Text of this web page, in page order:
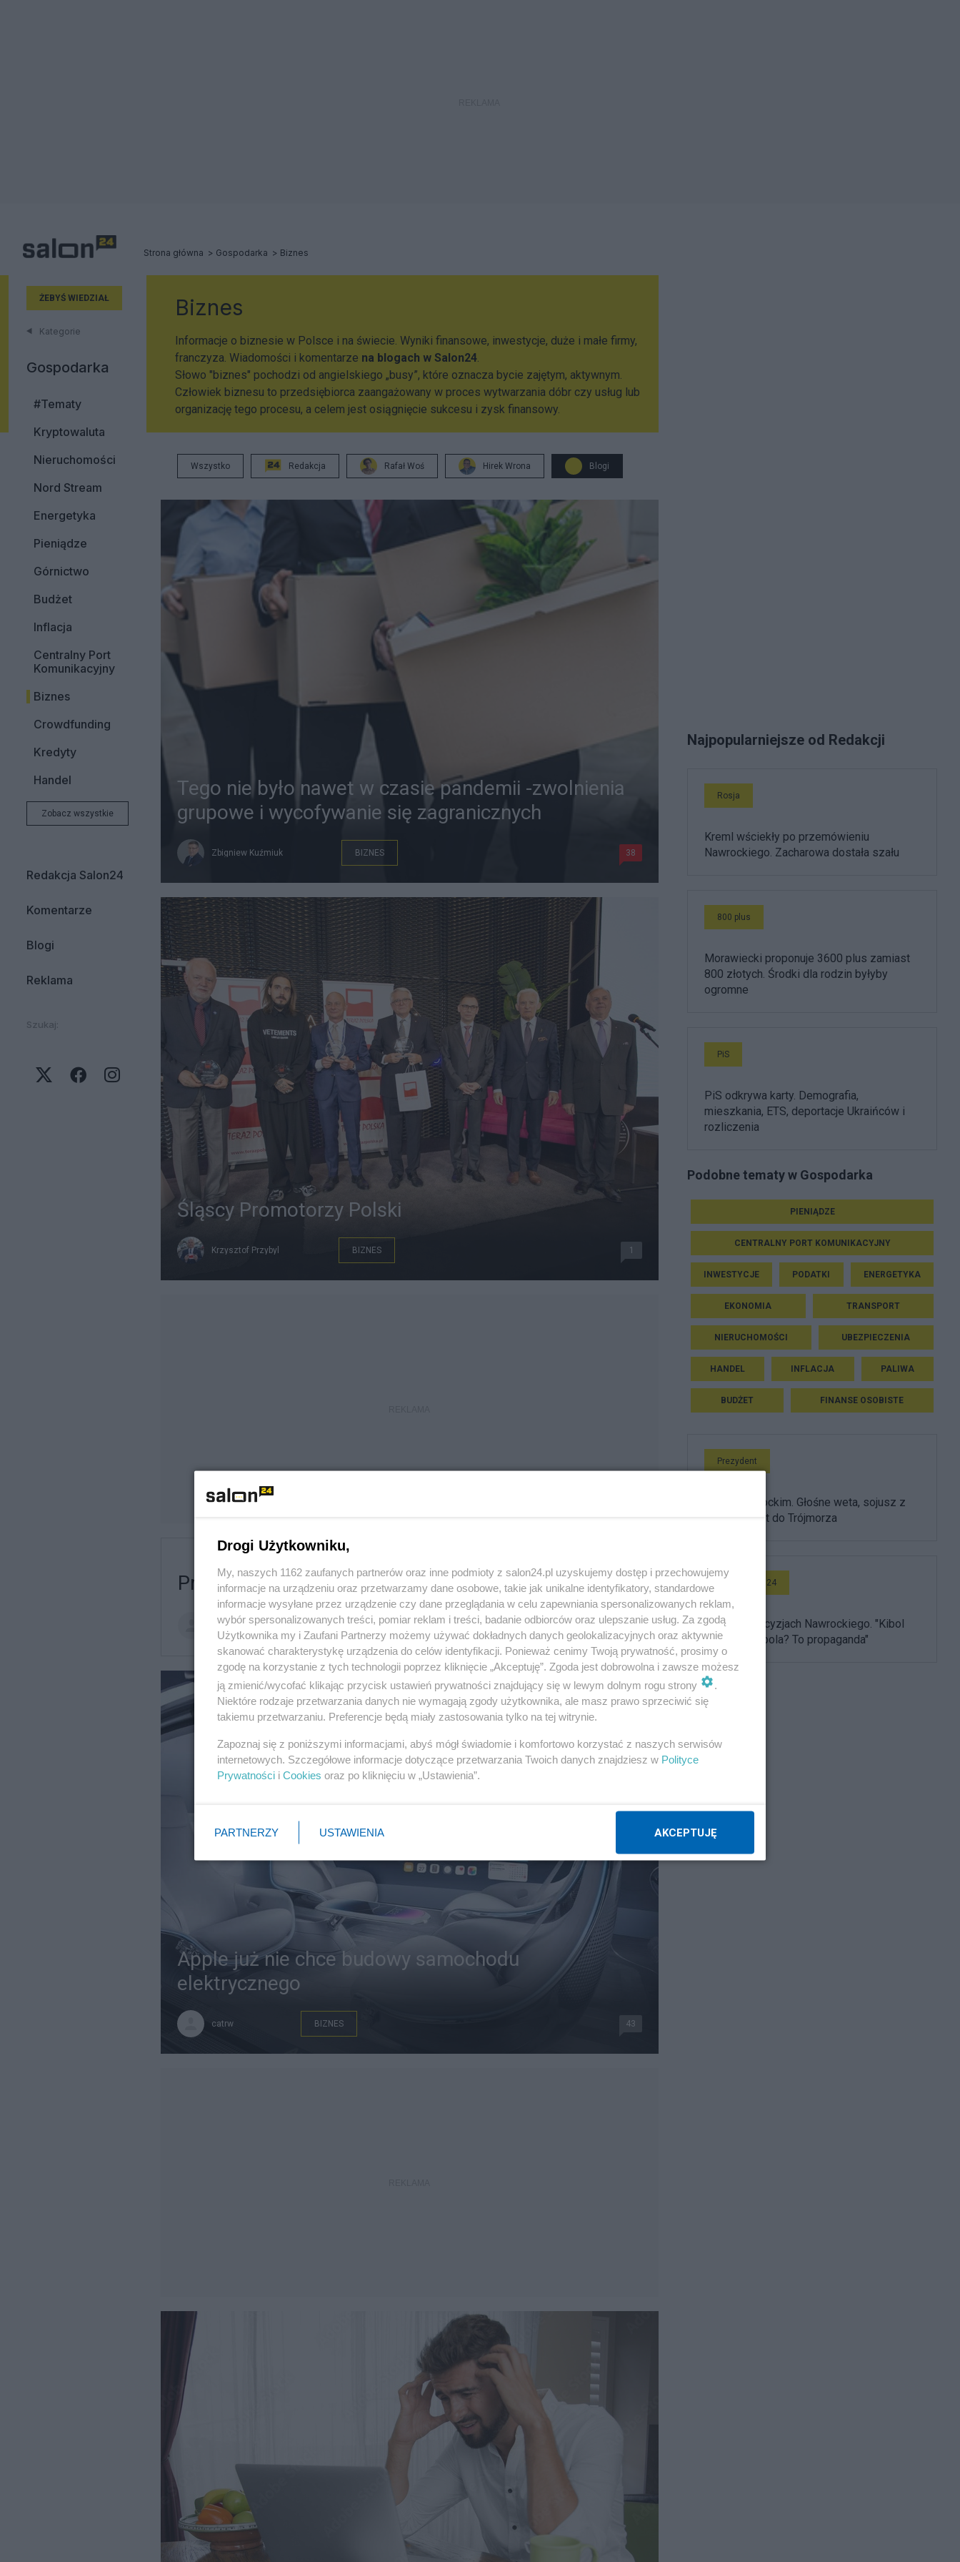
Strona główna Gospodarka Biznes
ŻEBYŚ WIEDZIAŁ
Kategorie
Gospodarka
#Tematy
Kryptowaluta
Nieruchomości
Nord Stream
Energetyka
Pieniądze
Górnictwo
Budżet
Inflacja
Centralny Port
Komunikacyjny
Biznes
Crowdfunding
Kredyty
Handel
Zobacz wszystkie
Redakcja Salon24
Komentarze
Blogi
Reklama
Szukaj:
Biznes
Informacje o biznesie w Polsce i na świecie. Wyniki finansowe, inwestycje, duże i małe firmy,
franczyza. Wiadomości i komentarze na blogach w Salon24.
Słowo "biznes" pochodzi od angielskiego „busy”, które oznacza bycie zajętym, aktywnym.
Człowiek biznesu to przedsiębiorca zaangażowany w proces wytwarzania dóbr czy usług lub
organizację tego procesu, a celem jest osiągnięcie sukcesu i zysk finansowy.
Wszystko Redakcja Rafał Woś Hirek Wrona Blogi
Tego nie było nawet w czasie pandemii -zwolnienia
grupowe i wycofywanie się zagranicznych
Zbigniew Kuźmiuk BIZNES 38
Śląscy Promotorzy Polski
Krzysztof Przybyl BIZNES 1
Przemysł - czy USA sprosta Chinom?
-ab- BIZNES 3
Apple już nie chce budowy samochodu
elektrycznego
catrw BIZNES 43
Najpopularniejsze od Redakcji
Rosja
Kreml wściekły po przemówieniu
Nawrockiego. Zacharowa dostała szału
800 plus
Morawiecki proponuje 3600 plus zamiast
800 złotych. Środki dla rodzin byłyby
ogromne
PiS
PiS odkrywa karty. Demografia,
mieszkania, ETS, deportacje Ukraińców i
rozliczenia
Podobne tematy w Gospodarka
PIENIĄDZE
CENTRALNY PORT KOMUNIKACYJNY
INWESTYCJE PODATKI ENERGETYKA
EKONOMIA TRANSPORT
NIERUCHOMOŚCI UBEZPIECZENIA
HANDEL INFLACJA PALIWA
BUDŻET FINANSE OSOBISTE
Prezydent
Rok z Nawrockim. Głośne weta, sojusz z
USA i powrót do Trójmorza
Wideo Salon24
Burza po decyzjach Nawrockiego. "Kibol
ułaskawił kibola? To propaganda"
Drogi Użytkowniku,
My, naszych 1162 zaufanych partnerów oraz inne podmioty z salon24.pl uzyskujemy dostęp i przechowujemy
informacje na urządzeniu oraz przetwarzamy dane osobowe, takie jak unikalne identyfikatory, standardowe
informacje wysyłane przez urządzenie czy dane przeglądania w celu zapewniania spersonalizowanych reklam,
wybór spersonalizowanych treści, pomiar reklam i treści, badanie odbiorców oraz ulepszanie usług. Za zgodą
Użytkownika my i Zaufani Partnerzy możemy używać dokładnych danych geolokalizacyjnych oraz aktywnie
skanować charakterystykę urządzenia do celów identyfikacji. Ponieważ cenimy Twoją prywatność, prosimy o
zgodę na korzystanie z tych technologii poprzez kliknięcie „Akceptuję”. Zgoda jest dobrowolna i zawsze możesz
ją zmienić/wycofać klikając przycisk ustawień prywatności znajdujący się w lewym dolnym rogu strony
.
Niektóre rodzaje przetwarzania danych nie wymagają zgody użytkownika, ale masz prawo sprzeciwić się
takiemu przetwarzaniu. Preferencje będą miały zastosowania tylko na tej witrynie.
Zapoznaj się z poniższymi informacjami, abyś mógł świadomie i komfortowo korzystać z naszych serwisów
internetowych. Szczegółowe informacje dotyczące przetwarzania Twoich danych znajdziesz w Polityce
Prywatności i Cookies oraz po kliknięciu w „Ustawienia”.
PARTNERZY USTAWIENIA AKCEPTUJĘ